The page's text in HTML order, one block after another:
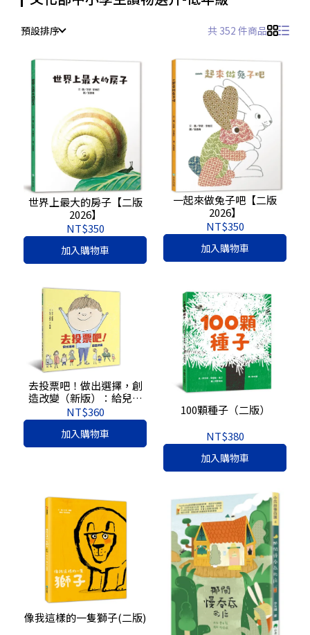
預設排序 共 352 件商品
世界上最大的房子【二版
2026】
NT$350
加入購物車
一起來做兔子吧【二版
2026】
NT$350
加入購物車
去投票吧！做出選擇，創
造改變（新版）：給兒童
的第一堂民主素養課
NT$360
加入購物車
100顆種子（二版）
NT$380
加入購物車
像我這樣的一隻獅子(二版)